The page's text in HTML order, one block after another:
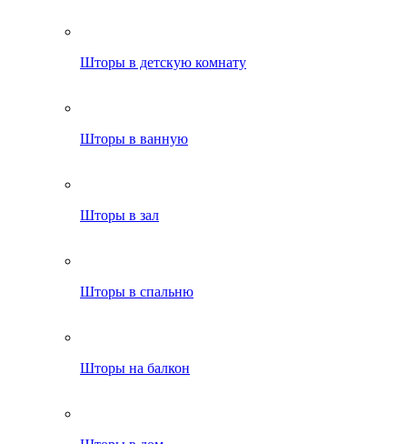
Шторы в детскую комнату
Шторы в ванную
Шторы в зал
Шторы в спальню
Шторы на балкон